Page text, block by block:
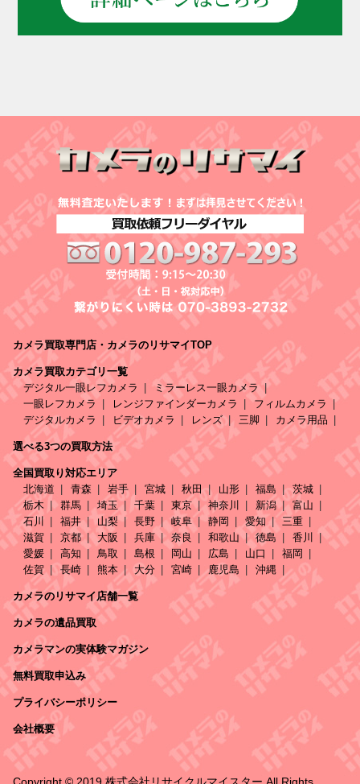
カメラ買取専門店・カメラのリサマイTOP
カメラ買取カテゴリ一覧
デジタル一眼レフカメラ
ミラーレス一眼カメラ
一眼レフカメラ
レンジファインダーカメラ
フィルムカメラ
デジタルカメラ
ビデオカメラ レンズ 三脚 カメラ用品
選べる3つの買取方法
全国買取り対応エリア
北海道
青森 岩手 宮城 秋田 山形 福島
茨城
栃木
群馬 埼玉 千葉 東京 神奈川 新潟
富山
石川
福井 山梨 長野 岐阜 静岡 愛知
三重
滋賀
京都 大阪 兵庫 奈良 和歌山 徳島
香川
愛媛
高知 鳥取 島根 岡山 広島 山口
福岡
佐賀
長崎 熊本 大分 宮崎 鹿児島 沖縄
カメラのリサマイ店舗一覧
カメラの遺品買取
カメラマンの実体験マガジン
無料買取申込み
プライバシーポリシー
会社概要